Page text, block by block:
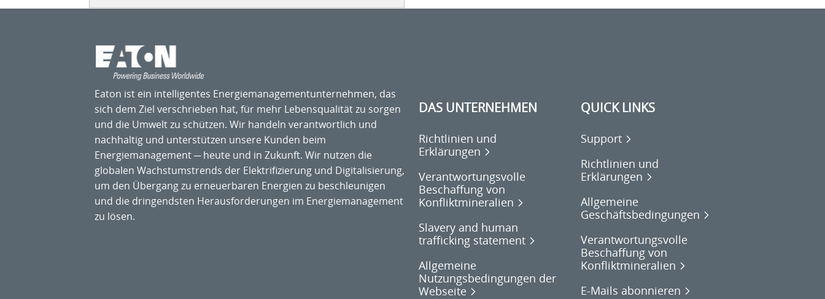
Eaton ist ein intelligentes Energiemanagementunternehmen, das
sich dem Ziel verschrieben hat, für mehr Lebensqualität zu sorgen
und die Umwelt zu schützen. Wir handeln verantwortlich und
nachhaltig und unterstützen unsere Kunden beim
Energiemanagement ─ heute und in Zukunft. Wir nutzen die
globalen Wachstumstrends der Elektrifizierung und Digitalisierung,
um den Übergang zu erneuerbaren Energien zu beschleunigen
und die dringendsten Herausforderungen im Energiemanagement
zu lösen.
DAS UNTERNEHMEN
Richtlinien und
Erklärungen
Verantwortungsvolle
Beschaffung von
Konfliktmineralien
Slavery and human
trafficking statement
Allgemeine
Nutzungsbedingungen der
Webseite
QUICK LINKS
Support
Richtlinien und
Erklärungen
Allgemeine
Geschäftsbedingungen
Verantwortungsvolle
Beschaffung von
Konfliktmineralien
E-Mails abonnieren